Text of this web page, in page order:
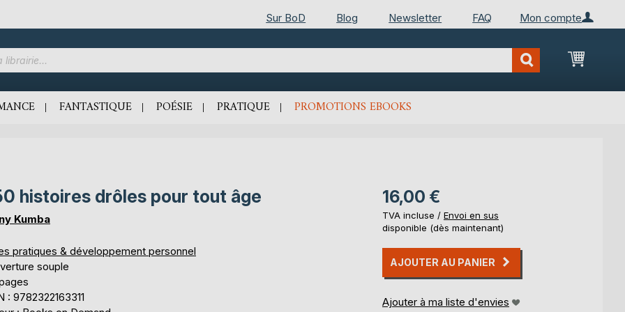
Mon compte
Sur BoD Blog Newsletter FAQ
Mon
FANTASTIQUE POÉSIE PRATIQUE PROMOTIONS EBOOKS
histoires drôles pour tout âge
Kumba
pratiques & développement personnel
souple
: 9782322163311
16,00 €
TVA incluse / Envoi en sus
disponible (dès maintenant)
AJOUTER AU PANIER
Ajouter à ma liste d'envies